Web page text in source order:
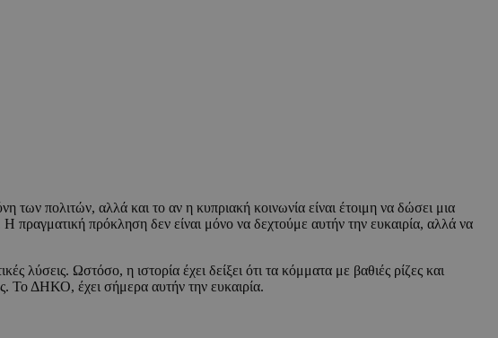
των πολιτών, αλλά και το αν η κυπριακή κοινωνία είναι έτοιμη να δώσει μια
πρόκληση δεν είναι μόνο να δεχτούμε αυτήν την ευκαιρία, αλλά να
λύσεις. Ωστόσο, η ιστορία έχει δείξει ότι τα κόμματα με βαθιές ρίζες και
Το ΔΗΚΟ, έχει σήμερα αυτήν την ευκαιρία.